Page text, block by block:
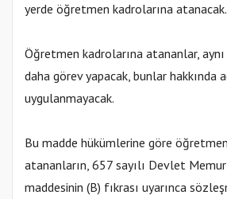
yerde öğretmen kadrolarına atanacak.
Öğretmen kadrolarına atananlar,
daha görev yapacak, bunlar hakkında
uygulanmayacak.
Bu madde hükümlerine göre
atananların, 657 sayılı Devlet
maddesinin (B) fıkrası uyarınca